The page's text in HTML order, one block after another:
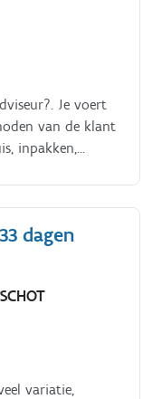
Je voert
van de klant
inpakken,
dagen
variatie,